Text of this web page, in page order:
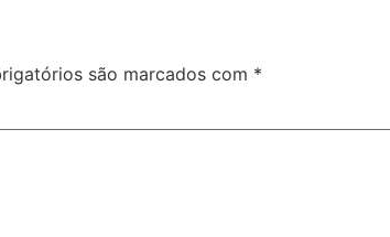
são marcados com *